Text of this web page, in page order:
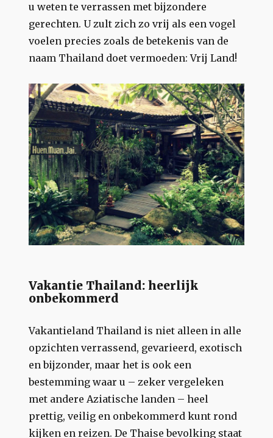
u weten te verrassen met bijzondere
gerechten. U zult zich zo vrij als een vogel
voelen precies zoals de betekenis van de
naam Thailand doet vermoeden: Vrij Land!
Vakantie Thailand: heerlijk
onbekommerd
Vakantieland Thailand is niet alleen in alle
opzichten verrassend, gevarieerd, exotisch
en bijzonder, maar het is ook een
bestemming waar u – zeker vergeleken
met andere Aziatische landen – heel
prettig, veilig en onbekommerd kunt rond
kijken en reizen. De Thaise bevolking staat